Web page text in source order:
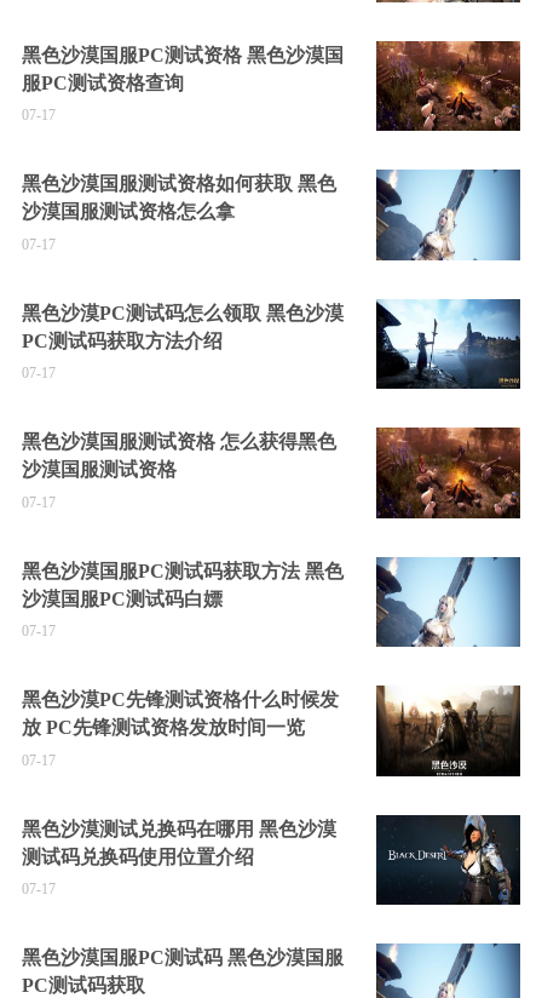
黑色沙漠国服PC测试资格 黑色沙漠国
服PC测试资格查询
07-17
黑色沙漠国服测试资格如何获取 黑色
沙漠国服测试资格怎么拿
07-17
黑色沙漠PC测试码怎么领取 黑色沙漠
PC测试码获取方法介绍
07-17
黑色沙漠国服测试资格 怎么获得黑色
沙漠国服测试资格
07-17
黑色沙漠国服PC测试码获取方法 黑色
沙漠国服PC测试码白嫖
07-17
黑色沙漠PC先锋测试资格什么时候发
放 PC先锋测试资格发放时间一览
07-17
黑色沙漠测试兑换码在哪用 黑色沙漠
测试码兑换码使用位置介绍
07-17
黑色沙漠国服PC测试码 黑色沙漠国服
PC测试码获取